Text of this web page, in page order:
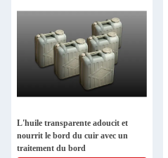
L'huile transparente adoucit et
nourrit le bord du cuir avec un
traitement du bord